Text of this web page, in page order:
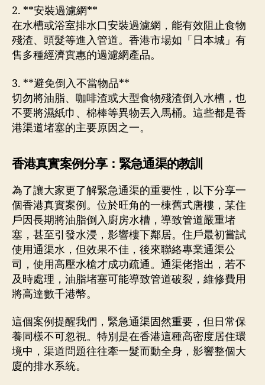
2. **安裝過濾網**
在水槽或浴室排水口安裝過濾網，能有效阻止食物
殘渣、頭髮等進入管道。香港市場如「日本城」有
售多種經濟實惠的過濾網產品。
3. **避免倒入不當物品**
切勿將油脂、咖啡渣或大型食物殘渣倒入水槽，也
不要將濕紙巾、棉棒等異物丟入馬桶。這些都是香
港渠道堵塞的主要原因之一。
香港真實案例分享：緊急通渠的教訓
為了讓大家更了解緊急通渠的重要性，以下分享一
個香港真實案例。位於旺角的一棟舊式唐樓，某住
戶因長期將油脂倒入廚房水槽，導致管道嚴重堵
塞，甚至引發水浸，影響樓下鄰居。住戶最初嘗試
使用通渠水，但效果不佳，後來聯絡專業通渠公
司，使用高壓水槍才成功疏通。通渠佬指出，若不
及時處理，油脂堵塞可能導致管道破裂，維修費用
將高達數千港幣。
這個案例提醒我們，緊急通渠固然重要，但日常保
養同樣不可忽視。特別是在香港這種高密度居住環
境中，渠道問題往往牽一髮而動全身，影響整個大
廈的排水系統。